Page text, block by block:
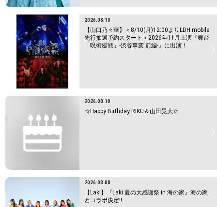
2026.08.10
【山口乃々華】＜8/10(月)12:00よりLDH mobile
先行抽選予約スタート＞2026年11月上演『舞台
「呪術廻戦」-渋谷事変 前編-』に出演！
2026.08.10
☆Happy Birthday RIKU＆山田晃大☆
2026.08.08
【Laki】『Laki 夏の大感謝祭 in 海の家』海の家
とコラボ決定!!